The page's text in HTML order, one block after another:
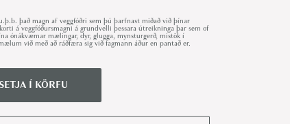
það magn af veggfóðri sem þú þarfnast miðað við þínar
á veggfóðursmagni á grundvelli þessara útreikninga þar sem of
ónákvæmar mælingar, dyr, glugga, mynsturgerð, mistök í
við með að ráðfæra sig við fagmann áður en pantað er.
SETJA Í KÖRFU